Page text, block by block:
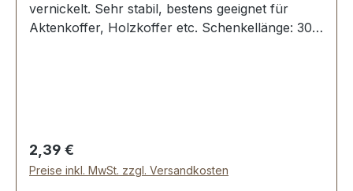
vernickelt. Sehr stabil, bestens geeignet für
Aktenkoffer, Holzkoffer etc. Schenkellänge: 30
Regulärer Preis:
2,39 €
Preise inkl. MwSt. zzgl. Versandkosten